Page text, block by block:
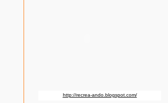
http://recrea-ando.blogspot.com/